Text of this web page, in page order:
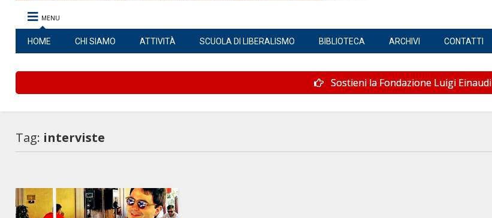
MENU
HOME CHI SIAMO ATTIVITÀ SCUOLA DI LIBERALISMO BIBLIOTECA ARCHIVI CONTATTI
Sostieni la Fondazione Luigi Einaudi
Tag: interviste